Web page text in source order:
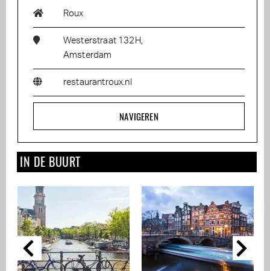
Roux
Westerstraat 132H,
Amsterdam
restaurantroux.nl
NAVIGEREN
IN DE BUURT